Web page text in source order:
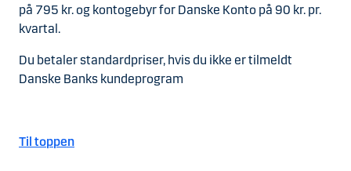
på 795 kr. og kontogebyr for Danske Konto på 90 kr. pr.
kvartal.
Du betaler standardpriser, hvis du ikke er tilmeldt
Danske Banks kundeprogram
Til toppen